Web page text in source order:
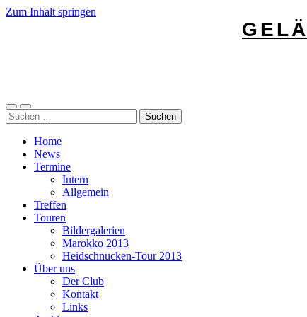
Zum Inhalt springen
Mobile-
Menü
Suchfeld
ein-/ausblenden
Suchen
nach:
Home
News
Termine
Intern
Allgemein
Treffen
Touren
Bildergalerien
Marokko 2013
Heidschnucken-Tour 2013
Über uns
Der Club
Kontakt
Links